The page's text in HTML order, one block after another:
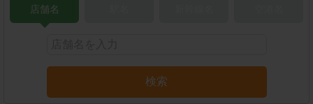
店舗名
検索